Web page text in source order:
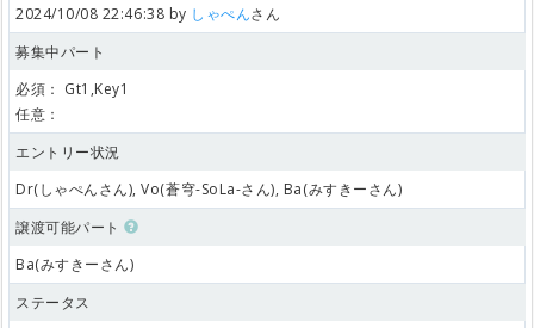
2024/10/08 22:46:38 by しゃぺんさん
募集中パート
必須： Gt1,Key1
任意：
エントリー状況
Dr(しゃぺんさん), Vo(蒼穹-SoLa-さん), Ba(みすきーさん)
譲渡可能パート
Ba(みすきーさん)
ステータス